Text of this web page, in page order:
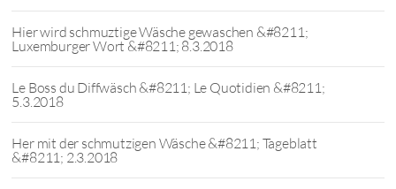
Hier wird schmuztige Wäsche gewaschen &#8211;
Luxemburger Wort &#8211; 8.3.2018
Le Boss du Diffwäsch &#8211; Le Quotidien &#8211;
5.3.2018
Her mit der schmutzigen Wäsche &#8211; Tageblatt
&#8211; 2.3.2018